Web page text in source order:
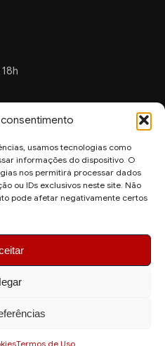
usamos tecnologias como
informações do dispositivo. O
nos permitirá processar dados
ou IDs exclusivos neste site. Não
pode afetar negativamente certos
Termos de Uso
reservados.